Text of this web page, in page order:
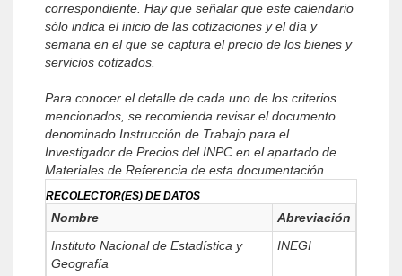
correspondiente. Hay que señalar que este calendario
sólo indica el inicio de las cotizaciones y el día y
semana en el que se captura el precio de los bienes y
servicios cotizados.
Para conocer el detalle de cada uno de los criterios
mencionados, se recomienda revisar el documento
denominado Instrucción de Trabajo para el
Investigador de Precios del INPC en el apartado de
Materiales de Referencia de esta documentación.
RECOLECTOR(ES) DE DATOS
Nombre
Abreviación
Instituto Nacional de Estadística y
Geografía
INEGI